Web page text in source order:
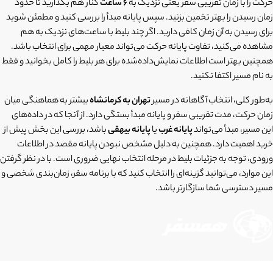
حرکت را با زمان تقریبی سفر یعنی نزدیک به6 ساعت
کنار هم بگذارید تا حدود
زمان رسیدن را بهتر تخمین بزنید. سپس پایانه مبدأ را بررسی کنید و مطمئن شوید
برای رسیدن به آن زمان کافی دارید. اگر چند بلیط با ساعت‌های نزدیک به هم
مشاهده می‌کنید، تفاوت پایانه حرکت می‌تواند معیار مهمی برای انتخاب باشد.
همچنین بهتر است اطلاعات نمایش‌داده‌شده برای هر بلیط را کامل بخوانید و فقط
به نام مسیر اکتفا نکنید.
به‌طور کلی، انتخاب آگاهانه در مسیرتهران به کرمانشاهبیشتر به هماهنگی میان
زمان حرکت، مدت تقریبی سفر و پایانه مبدأ بستگی دارد. از آنجا که در داده‌های
این مسیر، مبدأ می‌تواندپایانه غربیاپایانه بیهقیباشد، بررسی این بخش پیش از
خرید اهمیت دارد. همچنین به دلیل مشخص نبودن پایانه مقصد در اطلاعات
ورودی، توجه به جزئیات بلیط در مرحله انتخاب نهایی ضروری است. با در نظر گرفتن
این موارد، می‌توانید گزینه‌ای را انتخاب کنید که با برنامه سفر، زمان‌بندی شخصی و
مسیر دسترسی شما سازگارتر باشد.